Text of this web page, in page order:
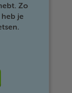
Zo
je